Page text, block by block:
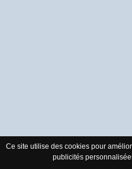
Ce site utilise des cookies pour
publicités